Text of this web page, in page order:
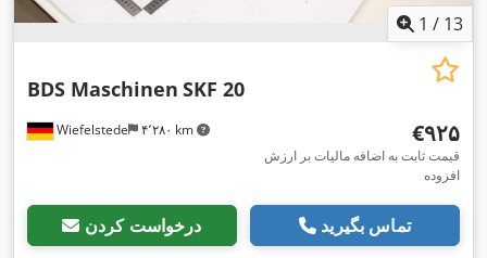
1 / 13
Wiefelstede ۴٬۲۸۰ km
BDS Maschinen SKF 20
‎€۹۲۵
قیمت ثابت به اضافه مالیات بر ارزش
افزوده
درخواست کردن تماس بگیرید